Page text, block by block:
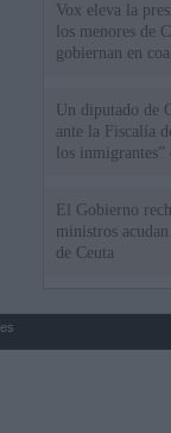
Vox eleva la
los menores de
gobiernan en
Un diputado de
ante la Fiscalía
los inmigrantes”
El Gobierno
ministros
de Ceuta